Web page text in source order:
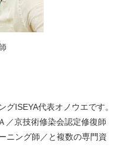
ISEYA代表オノウエです。
／京技術修染会認定修復師
ニング師／と複数の専門資